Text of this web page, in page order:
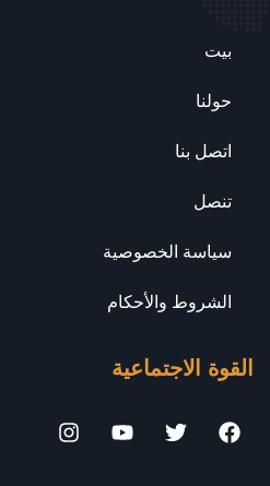
بيت
حولنا
اتصل بنا
تنصل
سياسة الخصوصية
الشروط والأحكام
القوة الاجتماعية